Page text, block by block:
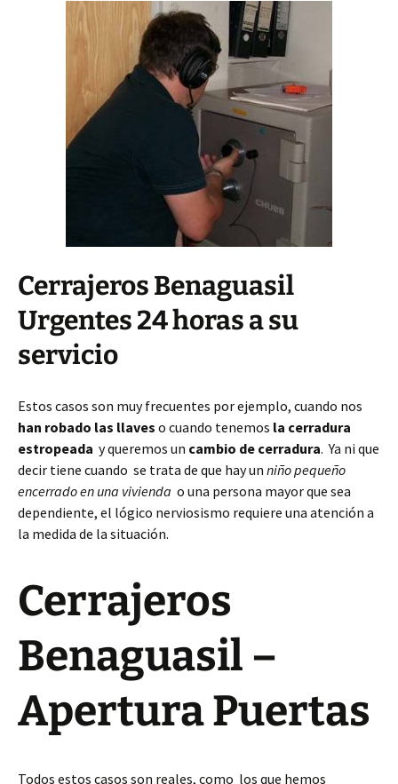
Cerrajeros Benaguasil
Urgentes 24 horas a su
servicio
Estos casos son muy frecuentes por ejemplo, cuando nos
han robado las llaves o cuando tenemos la cerradura
estropeada y queremos un cambio de cerradura. Ya ni que
decir tiene cuando se trata de que hay un niño pequeño
encerrado en una vivienda o una persona mayor que sea
dependiente, el lógico nerviosismo requiere una atención a
la medida de la situación.
Cerrajeros
Benaguasil –
Apertura Puertas
Todos estos casos son reales, como los que hemos